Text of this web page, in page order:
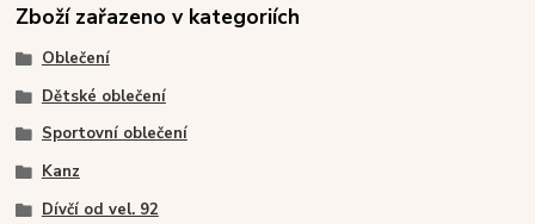
Zboží zařazeno v kategoriích
Oblečení
Dětské oblečení
Sportovní oblečení
Kanz
Dívčí od vel. 92